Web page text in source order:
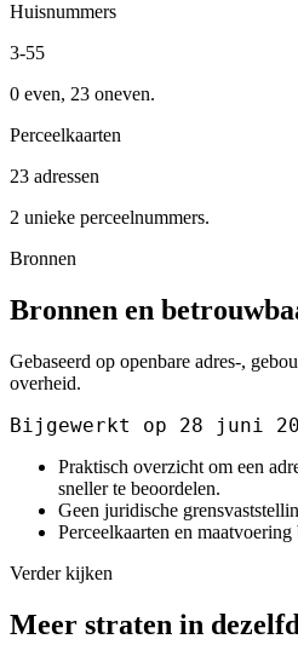
Huisnummers
3-55
0 even, 23 oneven.
Perceelkaarten
23 adressen
2 unieke perceelnummers.
Bronnen
Bronnen en
Gebaseerd op openbare adres-,
overheid.
Bijgewerkt op 28 juni
Praktisch overzicht om een
sneller te beoordelen.
Geen juridische
Perceelkaarten en
Verder kijken
Meer straten in